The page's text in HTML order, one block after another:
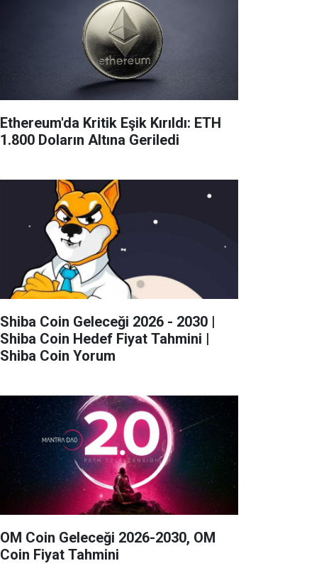
Ethereum'da Kritik Eşik Kırıldı: ETH
1.800 Doların Altına Geriledi
Shiba Coin Geleceği 2026 - 2030 |
Shiba Coin Hedef Fiyat Tahmini |
Shiba Coin Yorum
OM Coin Geleceği 2026-2030, OM
Coin Fiyat Tahmini